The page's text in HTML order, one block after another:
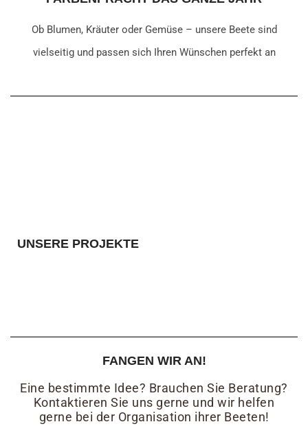
Ob Blumen, Kräuter oder Gemüse – unsere Beete sind
vielseitig und passen sich Ihren Wünschen perfekt an
UNSERE PROJEKTE
FANGEN WIR AN!
Eine bestimmte Idee? Brauchen Sie Beratung?
Kontaktieren Sie uns gerne und wir helfen
gerne bei der Organisation ihrer Beeten!